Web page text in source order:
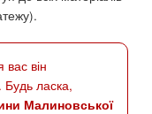
він
Будь ласка,
Малиновської